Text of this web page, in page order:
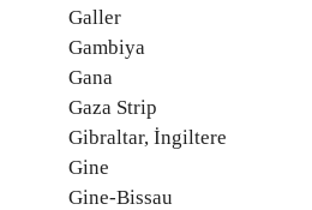
Galler
Gambiya
Gana
Gaza Strip
Gibraltar, İngiltere
Gine
Gine-Bissau